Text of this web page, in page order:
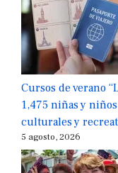
Cursos de verano
1,475 niñas y
culturales y
5 agosto, 2026